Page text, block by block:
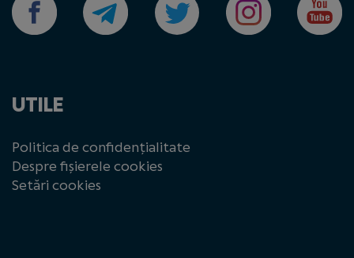
UTILE
Politica de confidențialitate
Despre fișierele cookies
Setări cookies